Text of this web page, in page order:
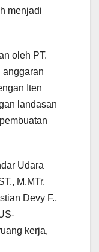
menjadi
oleh PT.
anggaran
Iten
landasan
Udara
M.MTr.
Devy F.,
kerja,